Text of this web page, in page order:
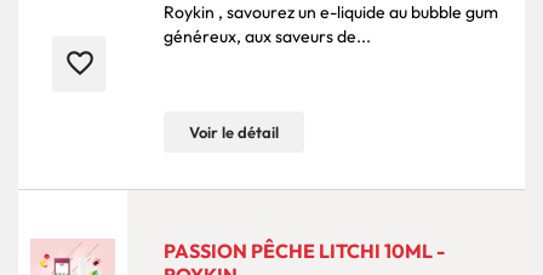
favorite_border
Roykin , savourez un e-liquide au bubble gum
généreux, aux saveurs de...
Voir le détail
PASSION PÊCHE LITCHI 10ML -